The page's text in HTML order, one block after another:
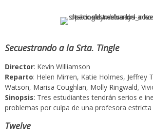
Secuestrando a la Srta. Tingle
Director: Kevin Williamson
Reparto: Helen Mirren, Katie Holmes, Jeffrey
Watson, Marisa Coughlan, Molly Ringwald,
Sinopsis: Tres estudiantes tendrán serios e
problemas por culpa de una profesora
Twelve